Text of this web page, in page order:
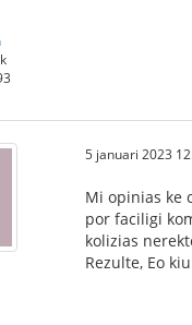
5 januari 2023
Mi opinias ke
por faciligi
kolizias
Rezulte, Eo